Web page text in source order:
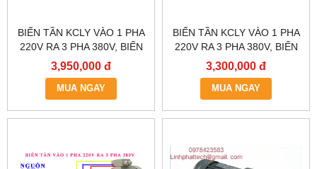
BIẾN TẦN KCLY VÀO 1 PHA
220V RA 3 PHA 380V, BIẾN
TẦN KCLY KOC600-
2R2GT3-B
3,950,000 đ
MUA NGAY
BIẾN TẦN KCLY VÀO 1 PHA
220V RA 3 PHA 380V, BIẾN
TẦN KCLY KOC600-
1R5GT3-B
3,300,000 đ
MUA NGAY